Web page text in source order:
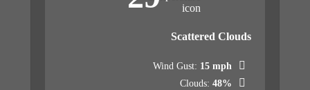
Scattered Clouds
Wind Gust: 15 mph
Clouds: 48%